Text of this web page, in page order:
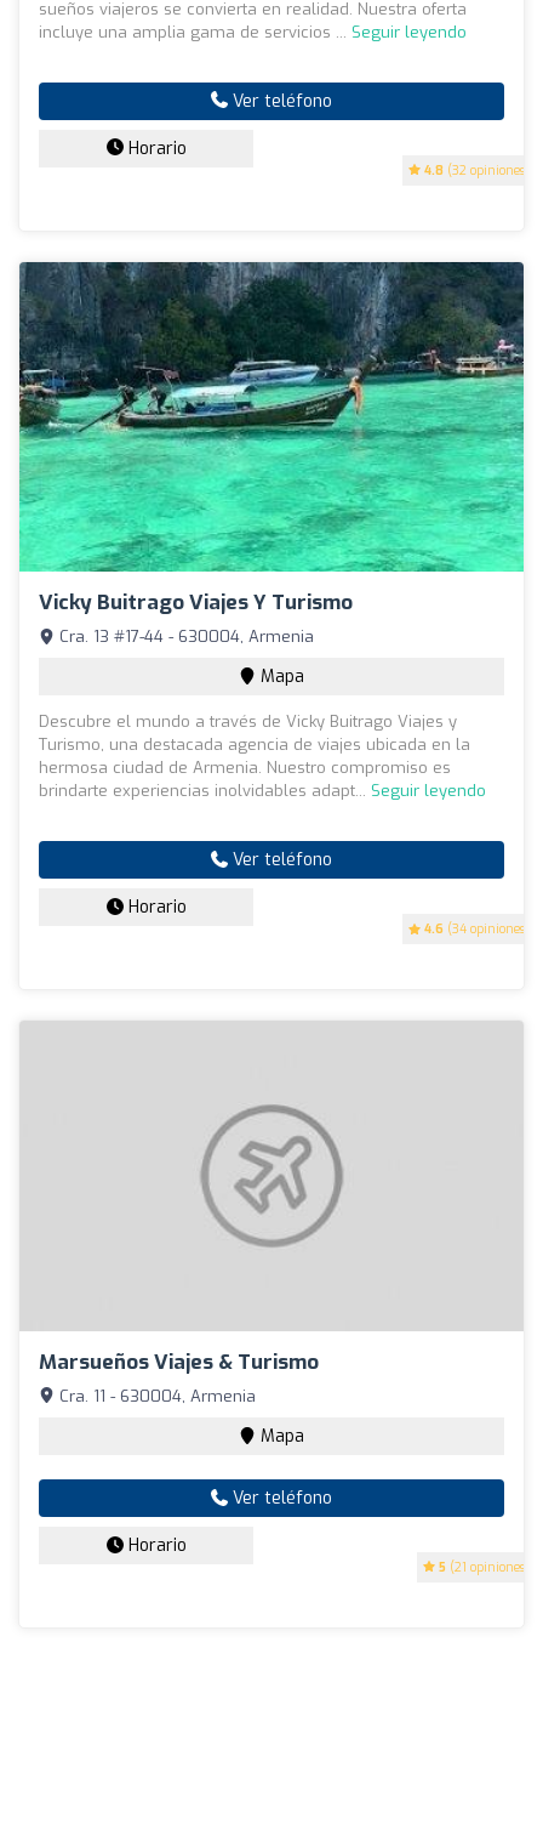
4.8 (32 opiniones)
sueños viajeros se convierta en realidad. Nuestra oferta
incluye una amplia gama de servicios ... Seguir leyendo
Ver teléfono
Horario
Vicky Buitrago Viajes Y Turismo
4.6 (34 opiniones)
Cra. 13 #17-44 - 630004, Armenia
Mapa
Descubre el mundo a través de Vicky Buitrago Viajes y
Turismo, una destacada agencia de viajes ubicada en la
hermosa ciudad de Armenia. Nuestro compromiso es
brindarte experiencias inolvidables adapt... Seguir leyendo
Ver teléfono
Horario
Marsueños Viajes & Turismo
5 (21 opiniones)
Cra. 11 - 630004, Armenia
Mapa
Ver teléfono
Horario